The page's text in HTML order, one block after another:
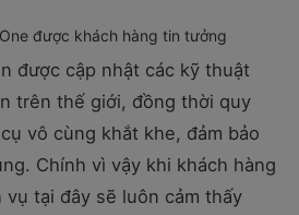
được khách hàng tin tưởng
được cập nhật các kỹ thuật
trên thế giới, đồng thời quy
vô cùng khắt khe, đảm bảo
Chính vì vậy khi khách hàng
tại đây sẽ luôn cảm thấy